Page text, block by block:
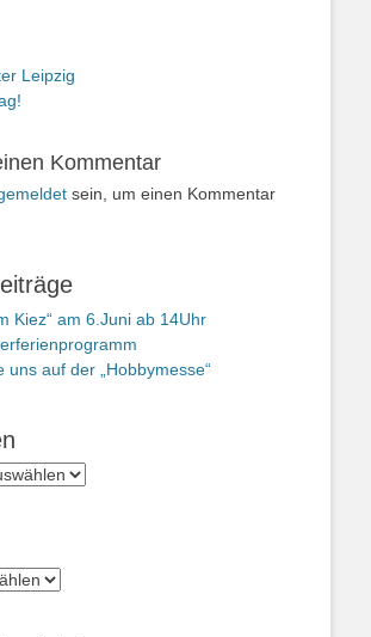
Leipzig
Kommentar
sein, um einen Kommentar
Kiez“ am 6.Juni ab 14Uhr
uns auf der „Hobbymesse“